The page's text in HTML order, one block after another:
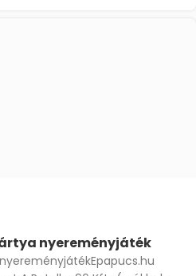
nyereményjáték